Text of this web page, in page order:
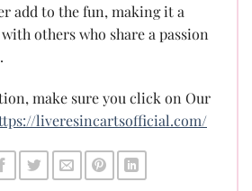
add to the fun, making it a
others who share a passion
make sure you click on Our
liveresincartsofficial.com/